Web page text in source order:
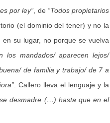
por ley” , de “Todos propietarios
(el dominio del tener) y no la
su lugar, no porque se vuelva
los mandados/ aparecen lejos/
de familia y trabajo/ de 7 a
. Callero lleva el lenguaje y la
desmadre (…) hasta que en el